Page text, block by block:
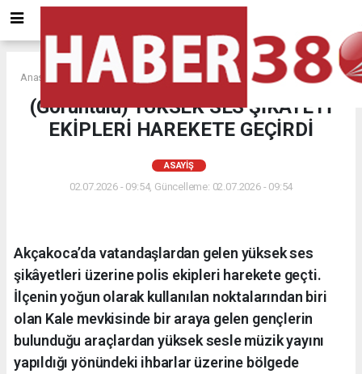
Anasayfa ASAYİŞ
(Görüntülü) YÜKSEK SES ŞİKÂYETİ
EKİPLERİ HAREKETE GEÇİRDİ
ASAYİŞ
02.07.2026 - 09:54, Güncelleme: 02.07.2026 - 09:54
Akçakoca’da vatandaşlardan gelen yüksek ses
şikâyetleri üzerine polis ekipleri harekete geçti.
İlçenin yoğun olarak kullanılan noktalarından biri
olan Kale mevkisinde bir araya gelen gençlerin
bulunduğu araçlardan yüksek sesle müzik yayını
yapıldığı yönündeki ihbarlar üzerine bölgede